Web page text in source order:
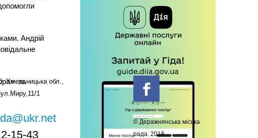
Андрій
за
Хмельницька обл.,
1
15-43
© Деражнянська міська
рада. 2016